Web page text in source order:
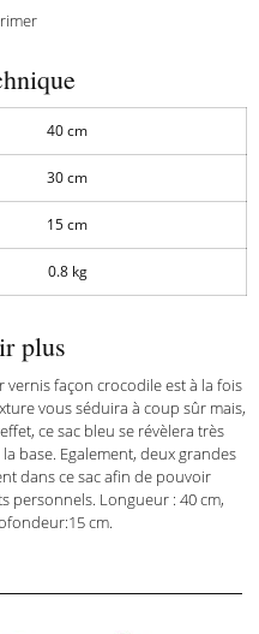
40 cm
30 cm
15 cm
0.8 kg
plus
vernis façon crocodile est à la fois
vous séduira à coup sûr mais,
ce sac bleu se révèlera très
base. Egalement, deux grandes
dans ce sac afin de pouvoir
personnels. Longueur : 40 cm,
cm.